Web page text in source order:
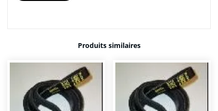
Produits similaires